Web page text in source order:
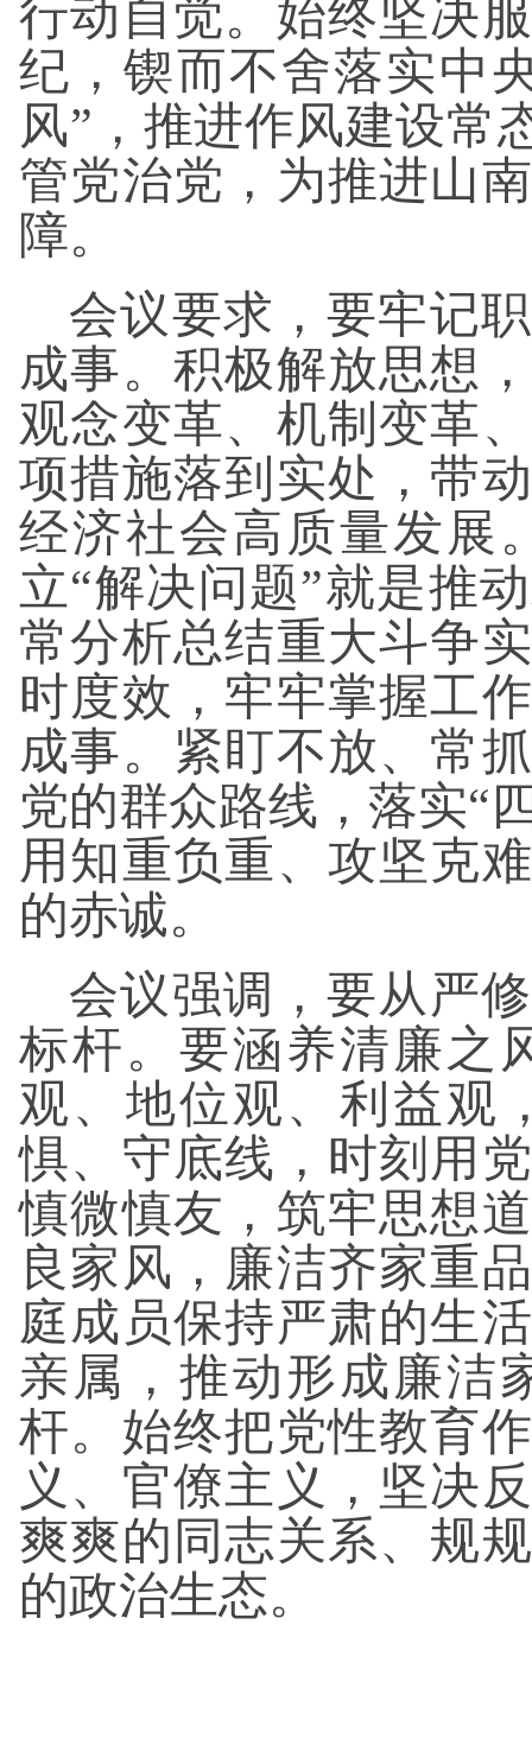
行动自觉。始终坚决
纪，锲而不舍落实中
风”，推进作风建设常
管党治党，为推进山
障。
会议要求，要牢记
成事。积极解放思想
观念变革、机制变革
项措施落到实处，带
经济社会高质量发展
立“解决问题”就是推
常分析总结重大斗争
时度效，牢牢掌握工
成事。紧盯不放、常
党的群众路线，落实“
用知重负重、攻坚克
的赤诚。
会议强调，要从严
标杆。要涵养清廉之
观、地位观、利益观
惧、守底线，时刻用
慎微慎友，筑牢思想
良家风，廉洁齐家重
庭成员保持严肃的生
亲属，推动形成廉洁
杆。始终把党性教育
义、官僚主义，坚决
爽爽的同志关系、规
的政治生态。